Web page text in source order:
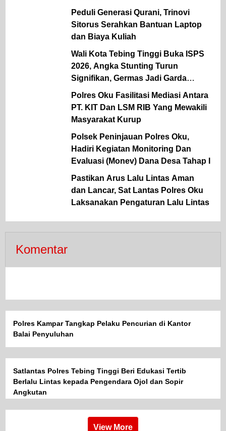
Peduli Generasi Qurani, Trinovi
Sitorus Serahkan Bantuan Laptop
dan Biaya Kuliah
Wali Kota Tebing Tinggi Buka ISPS
2026, Angka Stunting Turun
Signifikan, Germas Jadi Garda
Terdepan Pencegahan
Polres Oku Fasilitasi Mediasi Antara
PT. KIT Dan LSM RIB Yang Mewakili
Masyarakat Kurup
Polsek Peninjauan Polres Oku,
Hadiri Kegiatan Monitoring Dan
Evaluasi (Monev) Dana Desa Tahap I
Pastikan Arus Lalu Lintas Aman
dan Lancar, Sat Lantas Polres Oku
Laksanakan Pengaturan Lalu Lintas
Komentar
Polres Kampar Tangkap Pelaku Pencurian di Kantor
Balai Penyuluhan
Satlantas Polres Tebing Tinggi Beri Edukasi Tertib
Berlalu Lintas kepada Pengendara Ojol dan Sopir
Angkutan
View More